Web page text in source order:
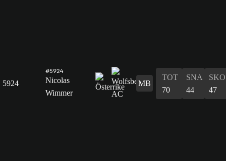
5924
#5924
Nicolas
Wimmer
MB
TOT
70
SNA
44
SKO
47